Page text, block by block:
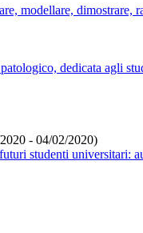
modellare, dimostrare,
dedicata agli
- 04/02/2020)
studenti universitari: